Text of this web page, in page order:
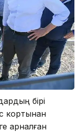
бірі
кортынан
арналған